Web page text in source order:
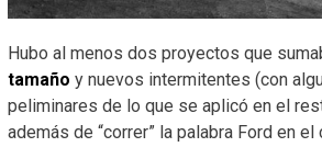
Hubo al menos dos proyectos que
tamaño y nuevos intermitentes (con
peliminares de lo que se aplicó en el
además de “correr” la palabra Ford en